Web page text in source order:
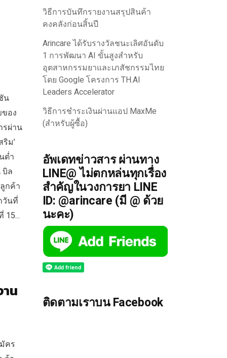
น
ของ
รผ่าน
ม’
ต่ำ
บิล
กค้า
วันที่
น
คร
วิธีการบันทึกรายงานสรุปสินค้า
คงคลังก่อนสิ้นปี
Arincare ได้รับรางวัลชนะเลิศอันดับ
1 การพัฒนา AI ขั้นสูงสำหรับ
อุตสาหกรรมยาและเภสัชกรรมไทย
โดย Google โครงการ TH.AI
Leaders Accelerator
วิธีการชำระเงินผ่านแอป MaxMe
(สำหรับผู้ซื้อ)
อัพเดทข่าวสาร ผ่านทาง
LINE@ ไม่ตกหล่นทุกเรื่อง
สำคัญในวงการยา LINE
ID: @arincare (มี @ ด้วย
นะคะ)
ติดตามเราบน Facebook